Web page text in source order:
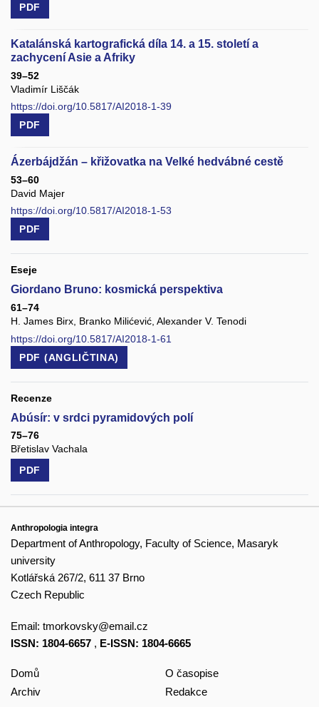
PDF
Katalánská kartografická díla 14. a 15. století a
zachycení Asie a Afriky
39–52
Vladimír Liščák
https://doi.org/10.5817/AI2018-1-39
PDF
Ázerbájdžán – křižovatka na Velké hedvábné cestě
53–60
David Majer
https://doi.org/10.5817/AI2018-1-53
PDF
Eseje
Giordano Bruno: kosmická perspektiva
61–74
H. James Birx, Branko Milićević, Alexander V. Tenodi
https://doi.org/10.5817/AI2018-1-61
PDF (ANGLIČTINA)
Recenze
Abúsír: v srdci pyramidových polí
75–76
Břetislav Vachala
PDF
Anthropologia integra
Department of Anthropology, Faculty of Science, Masaryk
university
Kotlářská 267/2, 611 37 Brno
Czech Republic
Email: tmorkovsky@email.cz
ISSN: 1804-6657 , E-ISSN: 1804-6665
Domů
Archiv
O časopise
Redakce